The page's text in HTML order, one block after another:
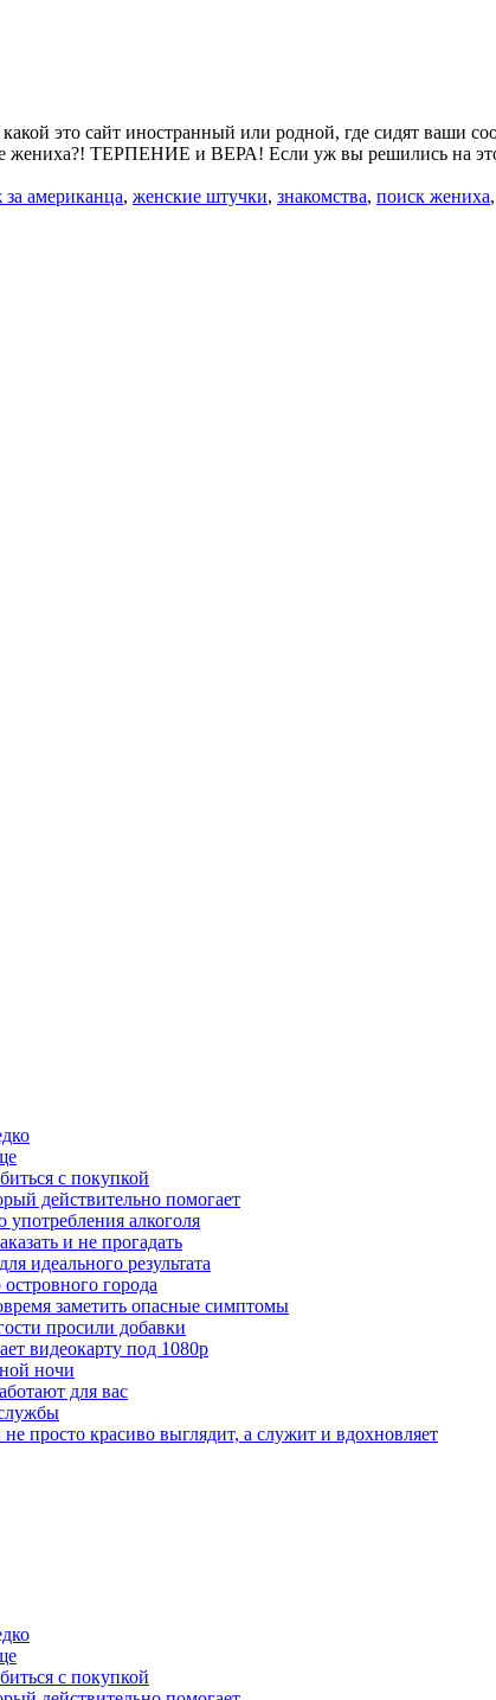
это сайт иностранный или родной, где сидят ваши
жениха?! ТЕРПЕНИЕ и ВЕРА! Если уж вы решились на
американца, женские штучки, знакомства, поиск жениха,
с покупкой
действительно помогает
алкоголя
и не прогадать
идеального результата
города
заметить опасные симптомы
просили добавки
видеокарту под 1080p
ночи
для вас
просто красиво выглядит, а служит и вдохновляет
с покупкой